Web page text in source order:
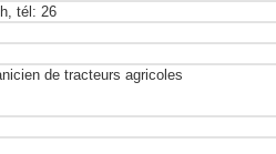
tél: 26
de tracteurs agricoles